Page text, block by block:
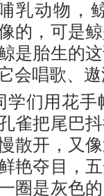
乳动物，
的，可是
是胎生的
会唱歌、
学们用花
雀把尾巴
散开，又
艳夺目，
圈是灰色